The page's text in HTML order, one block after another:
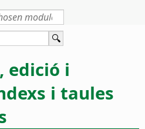
edició i
i taules